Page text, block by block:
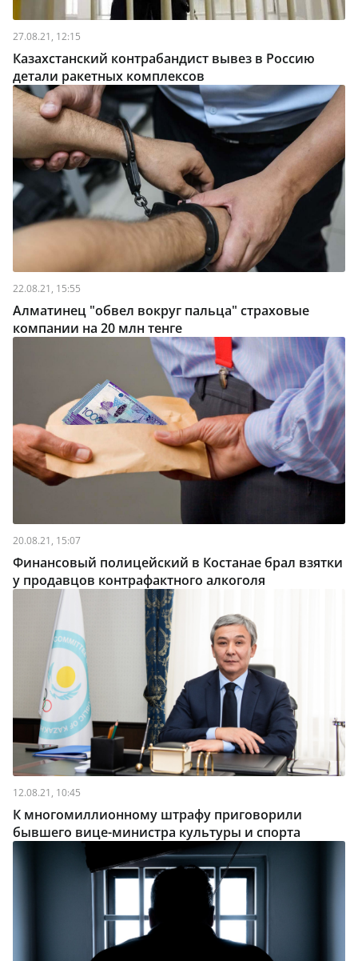
27.08.21, 12:15
Казахстанский контрабандист вывез в Россию
детали ракетных комплексов
22.08.21, 15:55
Алматинец "обвел вокруг пальца" страховые
компании на 20 млн тенге
20.08.21, 15:07
Финансовый полицейский в Костанае брал взятки
у продавцов контрафактного алкоголя
12.08.21, 10:45
К многомиллионному штрафу приговорили
бывшего вице-министра культуры и спорта